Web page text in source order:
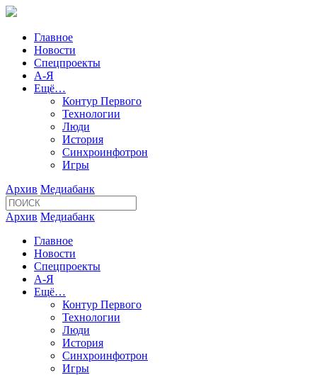
Главное
Новости
Спецпроекты
А-Я
Ещё…
Контур Первого
Технологии
Люди
История
Синхроинфотрон
Игры
Архив Медиабанк
Архив Медиабанк
Главное
Новости
Спецпроекты
А-Я
Ещё…
Контур Первого
Технологии
Люди
История
Синхроинфотрон
Игры